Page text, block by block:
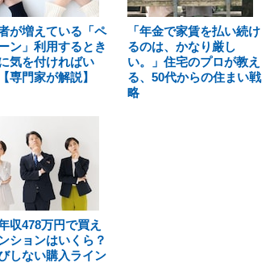
が増えている「ペ
ン」利用するとき
気を付ければい
専門家が解説】
「年金で家賃を払い続け
るのは、かなり厳し
い。」住宅のプロが教え
る、50代からの住まい戦
略
収478万円で買え
ションはいくら？
しない購入ライン